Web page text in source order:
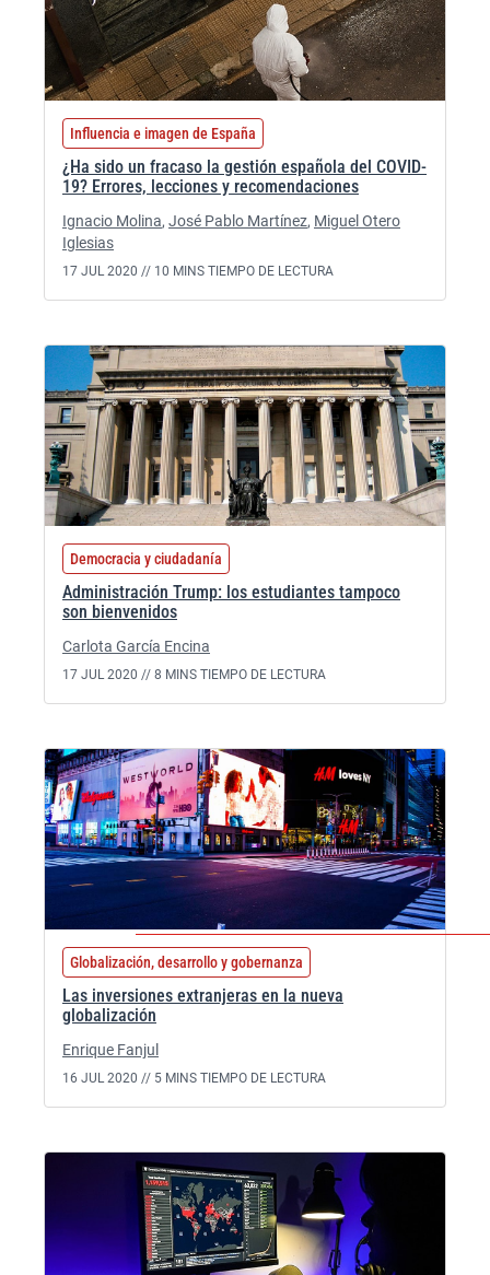
Influencia e imagen de España
¿Ha sido un fracaso la gestión española del COVID-
19? Errores, lecciones y recomendaciones
Ignacio Molina, José Pablo Martínez, Miguel Otero
Iglesias
17 JUL 2020 // 10 MINS TIEMPO DE LECTURA
Democracia y ciudadanía
Administración Trump: los estudiantes tampoco
son bienvenidos
Carlota García Encina
17 JUL 2020 // 8 MINS TIEMPO DE LECTURA
Globalización, desarrollo y gobernanza
Las inversiones extranjeras en la nueva
globalización
Enrique Fanjul
16 JUL 2020 // 5 MINS TIEMPO DE LECTURA